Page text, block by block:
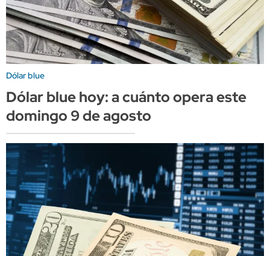
Dólar blue
Dólar blue hoy: a cuánto opera este
domingo 9 de agosto